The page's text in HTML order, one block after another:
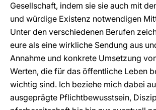
Gesellschaft, indem sie sie auch mit
und würdige Existenz notwendigen
Unter den verschiedenen Berufen
eure als eine wirkliche Sendung aus
Annahme und konkrete Umsetzung
Werten, die für das öffentliche Leben
wichtig sind. Ich beziehe mich dabei
ausgeprägte Pflichtbewusstsein,